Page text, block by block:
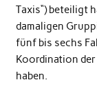
Taxis“) beteiligt
damaligen
fünf bis sechs
Koordination der
haben.